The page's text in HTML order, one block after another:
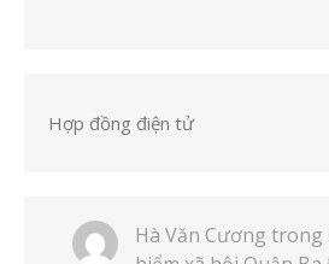
Hợp đồng điện tử
Hà Văn Cương trong